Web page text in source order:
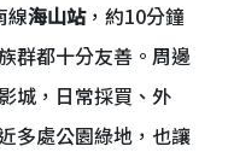
線海山站，約10分鐘
群都十分友善。周邊
城，日常採買、外
多處公園綠地，也讓